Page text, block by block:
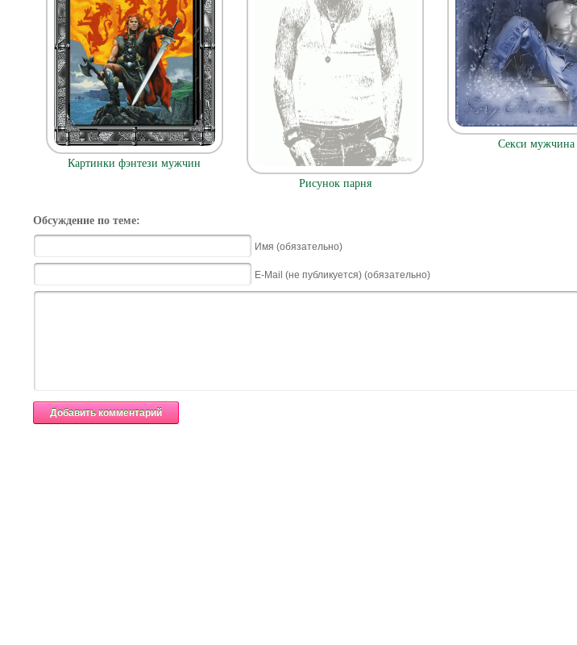
Картинки фэнтези мужчин
Рисунок парня
Секси мужчина
Обсуждение по теме:
Имя (обязательно)
E-Mail (не публикуется) (обязательно)